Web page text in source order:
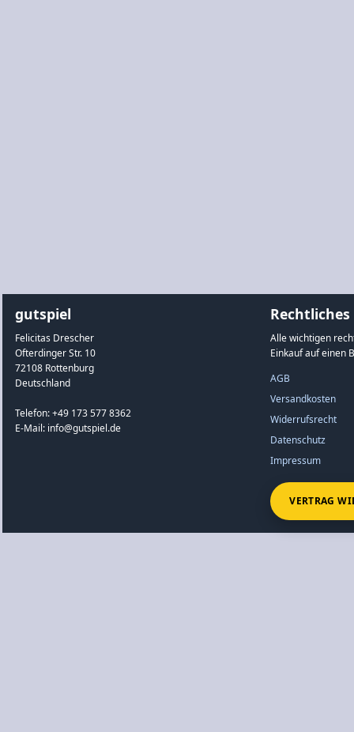
gutspiel
Felicitas Drescher
Ofterdinger Str. 10
72108 Rottenburg
Deutschland
Telefon: +49 173 577 8362
E-Mail: info@gutspiel.de
Rechtliches
Alle wichtigen
Einkauf auf einen
AGB
Versandkosten
Widerrufsrecht
Datenschutz
Impressum
VERTRAG